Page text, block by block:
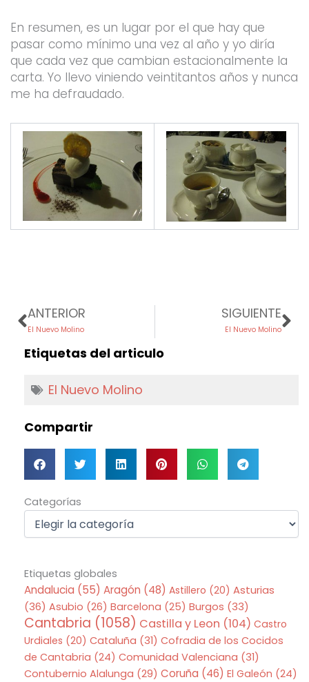
En resumen, es un lugar por el que hay que
pasar como mínimo una vez al año y yo diría
que cada vez que cambian estacionalmente la
carta. Yo llevo viniendo veintitantos años y nunca
me ha defraudado.
Prev
ANTERIOR
El Nuevo Molino
SIGUIENTE
El Nuevo Molino
Etiquetas del articulo
El Nuevo Molino
Compartir
Categorías
Categorías
Etiquetas globales
Andalucia (55) Aragón (48) Astillero (20) Asturias
(36) Asubio (26) Barcelona (25) Burgos (33)
Cantabria (1058) Castilla y Leon (104) Castro
Urdiales (20) Cataluña (31) Cofradia de los Cocidos
de Cantabria (24) Comunidad Valenciana (31)
Contubernio Alalunga (29) Coruña (46) El Galeón (24)